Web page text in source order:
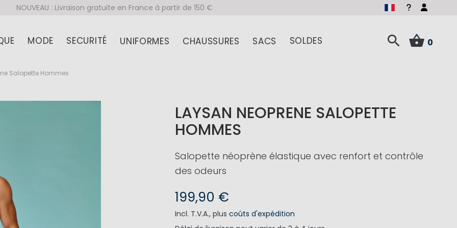
NOUVEAU : Livraison gratuite en France à partir de 150 €
MODE SECURITÉ UNIFORMES CHAUSSURES SACS SOLDES 0
Salopette Hommes
LAYSAN NEOPRENE SALOPETTE
HOMMES
Salopette néoprène élastique avec renfort et contrôle
des odeurs
199,90 €
Incl. T.V.A.,pluscoûts d'expédition